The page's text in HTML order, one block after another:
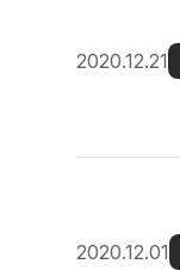
2020.12.21
2020.12.01